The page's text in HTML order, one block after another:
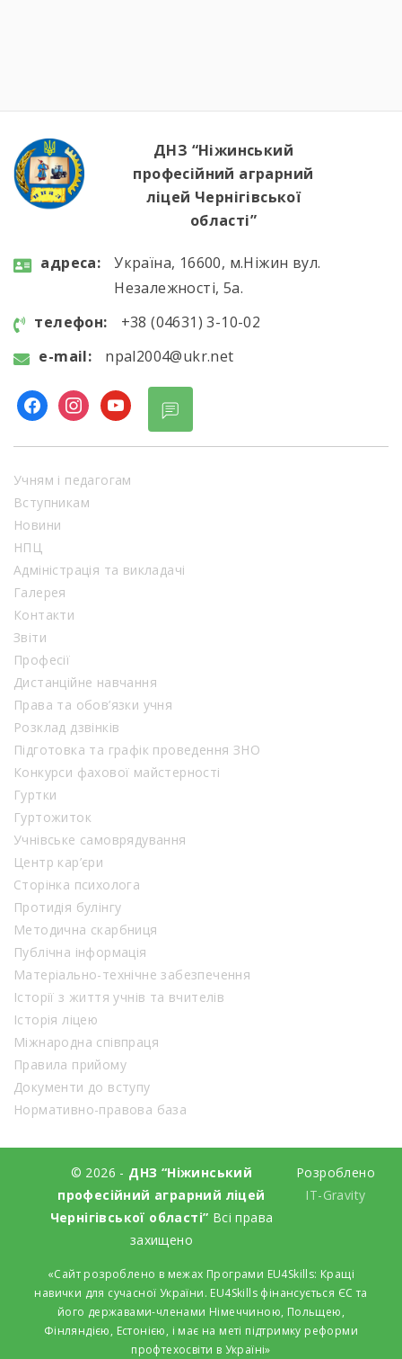
ДНЗ “Ніжинський
професійний аграрний
ліцей Чернігівської
області”
aдресa:
Україна, 16600, м.Ніжин вул.
Незалежності, 5а.
телефон:
+38 (04631) 3-10-02
e-mail:
npal2004@ukr.net
facebookinstagram
youtube
Учням і педагогам
Вступникам
Новини
НПЦ
Адміністрація та викладачі
Галерея
Контакти
Звіти
Професії
Дистанційне навчання
Права та обов’язки учня
Розклад дзвінків
Підготовка та графік проведення ЗНО
Конкурси фахової майстерності
Гуртки
Гуртожиток
Учнівське самоврядування
Центр кар’єри
Сторінка психолога
Протидія булінгу
Методична скарбниця
Публічна інформація
Матеріально-технічне забезпечення
Історії з життя учнів та вчителів
Історія ліцею
Міжнародна співпраця
Правила прийому
Документи до вступу
Нормативно-правова база
© 2026 - ДНЗ “Ніжинський
професійний аграрний ліцей
Чернігівської області” Всі права
захищено
Розроблено
IT-Gravity
«Сайт розроблено в межах Програми EU4Skills: Кращі
навички для сучасної України. EU4Skills фінансується ЄС та
його державами-членами Німеччиною, Польщею,
Фінляндією, Естонією, і має на меті підтримку реформи
профтехосвіти в Україні»